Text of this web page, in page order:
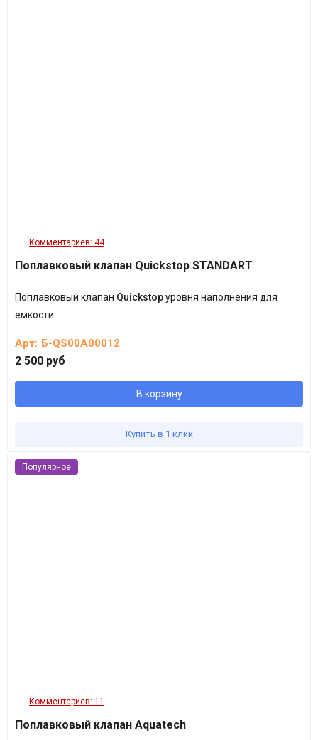
Комментариев: 44
Поплавковый клапан Quickstop STANDART
Поплавковый клапан Quickstopуровня наполнения для
ёмкости.
Арт: Б-QS00A00012
2 500 руб
В корзину
Купить в 1 клик
Популярное
Комментариев: 11
Поплавковый клапан Aquatech